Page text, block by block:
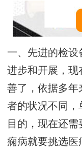
一、先进的检
进步和开展，现
善了，依据多年
者的状况不同，
目的，现在还
痫病就要挑选医